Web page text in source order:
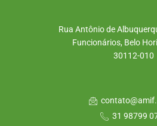
Rua Antônio de
Funcionários, Belo
30112-010
31 98799